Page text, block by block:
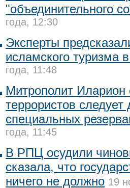
"объединительного
года, 12:30
Эксперты
исламского туризма
года, 11:48
Митрополит Иларион
террористов следует
специальных
года, 11:45
В РПЦ осудили
сказала, что
ничего не должно 19